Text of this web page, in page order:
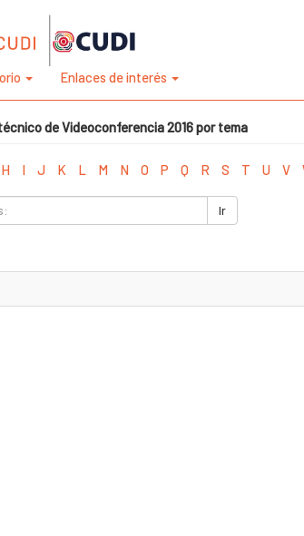
Enlaces de interés
de Videoconferencia 2016 por tema
H I J K L M N O P Q R S T U V
Ir